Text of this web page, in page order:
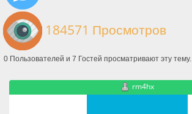
184571 Просмотров
0 Пользователей и 7 Гостей просматривают эту тему.
rm4hx